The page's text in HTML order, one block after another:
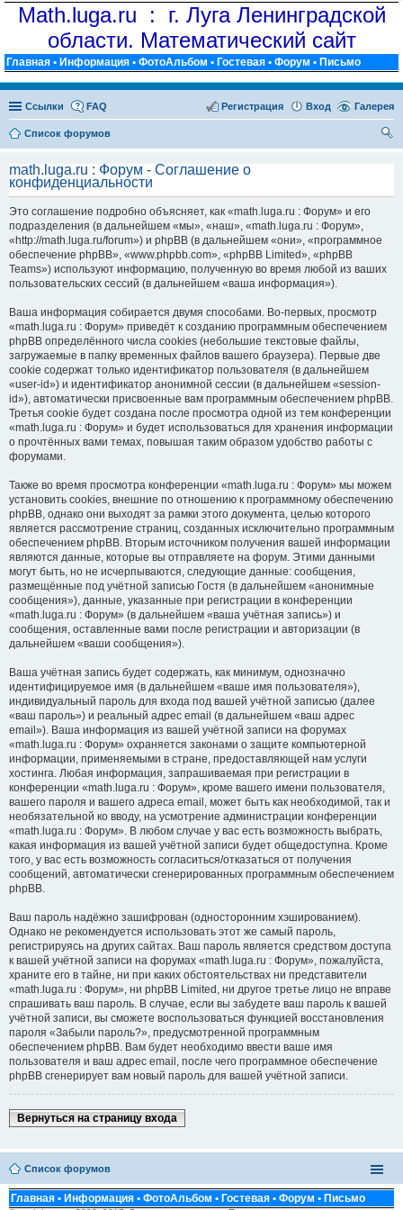
Math.luga.ru : г. Луга Ленинградской
области. Математический сайт
Главная • Информация • ФотоАльбом • Гостевая • Форум • Письмо
Ссылки Галерея
FAQ Вход
Регистрация
Список форумов
math.luga.ru : Форум - Соглашение о
конфиденциальности
Это соглашение подробно объясняет, как «math.luga.ru : Форум» и его
подразделения (в дальнейшем «мы», «наш», «math.luga.ru : Форум»,
«http://math.luga.ru/forum») и phpBB (в дальнейшем «они», «программное
обеспечение phpBB», «www.phpbb.com», «phpBB Limited», «phpBB
Teams») используют информацию, полученную во время любой из ваших
пользовательских сессий (в дальнейшем «ваша информация»).
Ваша информация собирается двумя способами. Во-первых, просмотр
«math.luga.ru : Форум» приведёт к созданию программным обеспечением
phpBB определённого числа cookies (небольшие текстовые файлы,
загружаемые в папку временных файлов вашего браузера). Первые две
cookie содержат только идентификатор пользователя (в дальнейшем
«user-id») и идентификатор анонимной сессии (в дальнейшем «session-
id»), автоматически присвоенные вам программным обеспечением phpBB.
Третья cookie будет создана после просмотра одной из тем конференции
«math.luga.ru : Форум» и будет использоваться для хранения информации
о прочтённых вами темах, повышая таким образом удобство работы с
форумами.
Также во время просмотра конференции «math.luga.ru : Форум» мы можем
установить cookies, внешние по отношению к программному обеспечению
phpBB, однако они выходят за рамки этого документа, целью которого
является рассмотрение страниц, созданных исключительно программным
обеспечением phpBB. Вторым источником получения вашей информации
являются данные, которые вы отправляете на форум. Этими данными
могут быть, но не исчерпываются, следующие данные: сообщения,
размещённые под учётной записью Гостя (в дальнейшем «анонимные
сообщения»), данные, указанные при регистрации в конференции
«math.luga.ru : Форум» (в дальнейшем «ваша учётная запись») и
сообщения, оставленные вами после регистрации и авторизации (в
дальнейшем «ваши сообщения»).
Ваша учётная запись будет содержать, как минимум, однозначно
идентифицируемое имя (в дальнейшем «ваше имя пользователя»),
индивидуальный пароль для входа под вашей учётной записью (далее
«ваш пароль») и реальный адрес email (в дальнейшем «ваш адрес
email»). Ваша информация из вашей учётной записи на форумах
«math.luga.ru : Форум» охраняется законами о защите компьютерной
информации, применяемыми в стране, предоставляющей нам услуги
хостинга. Любая информация, запрашиваемая при регистрации в
конференции «math.luga.ru : Форум», кроме вашего имени пользователя,
вашего пароля и вашего адреса email, может быть как необходимой, так и
необязательной ко вводу, на усмотрение администрации конференции
«math.luga.ru : Форум». В любом случае у вас есть возможность выбрать,
какая информация из вашей учётной записи будет общедоступна. Кроме
того, у вас есть возможность согласиться/отказаться от получения
сообщений, автоматически сгенерированных программным обеспечением
phpBB.
Ваш пароль надёжно зашифрован (односторонним хэшированием).
Однако не рекомендуется использовать этот же самый пароль,
регистрируясь на других сайтах. Ваш пароль является средством доступа
к вашей учётной записи на форумах «math.luga.ru : Форум», пожалуйста,
храните его в тайне, ни при каких обстоятельствах ни представители
«math.luga.ru : Форум», ни phpBB Limited, ни другое третье лицо не вправе
спрашивать ваш пароль. В случае, если вы забудете ваш пароль к вашей
учётной записи, вы сможете воспользоваться функцией восстановления
пароля «Забыли пароль?», предусмотренной программным
обеспечением phpBB. Вам будет необходимо ввести ваше имя
пользователя и ваш адрес email, после чего программное обеспечение
phpBB сгенерирует вам новый пароль для вашей учётной записи.
Вернуться на страницу входа
Список форумов
Главная • Информация • ФотоАльбом • Гостевая • Форум • Письмо